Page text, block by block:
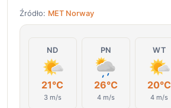
Źródło: MET Norway
ND
21°C
3 m/s
PN
26°C
4 m/s
WT
20°C
4 m/s